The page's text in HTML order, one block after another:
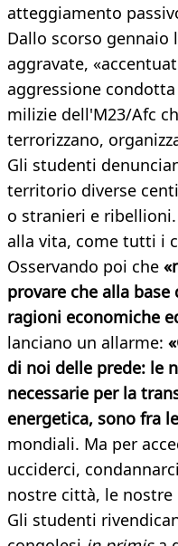
atteggiamento
Dallo scorso gennaio
aggravate,
aggressione
milizie dell'M23/Afc
terrorizzano,
Gli studenti
territorio diverse
o stranieri e
alla vita, come tutti i
Osservando poi che
provare che alla
ragioni economiche
lanciano un allarme:
di noi delle prede: le
necessarie per la
energetica, sono fra
mondiali. Ma per
ucciderci,
nostre città, le nostre
Gli studenti